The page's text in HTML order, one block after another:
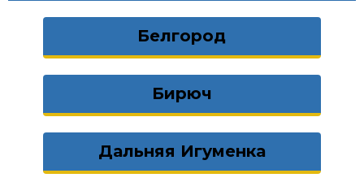
Белгород
Бирюч
Дальняя Игуменка